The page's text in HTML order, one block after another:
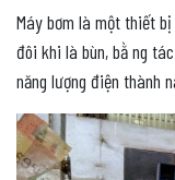
Máy bơm là một thiết
đôi khi là bùn, bằ ng
năng lượng điện thành